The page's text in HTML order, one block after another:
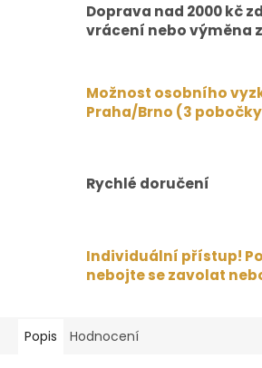
Doprava nad 2000 kč
vrácení nebo výměna
Možnost osobního
Praha/Brno (3
Rychlé doručení
Individuální přístup!
nebojte se zavolat
Popis Hodnocení